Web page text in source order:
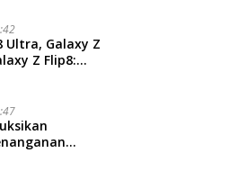
Ultra, Galaxy Z
Z Flip8: